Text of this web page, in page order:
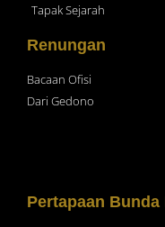
Tapak Sejarah
Renungan
Bacaan Ofisi
Dari Gedono
Pertapaan Bunda